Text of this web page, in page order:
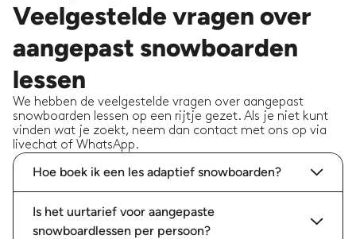
Veelgestelde vragen over
aangepast snowboarden
lessen
We hebben de veelgestelde vragen over aangepast
snowboarden lessen op een rijtje gezet. Als je niet kunt
vinden wat je zoekt, neem dan contact met ons op via
livechat of WhatsApp.
Hoe boek ik een les adaptief snowboarden?
Is het uurtarief voor aangepaste
snowboardlessen per persoon?